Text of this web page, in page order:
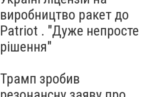
виробництво ракет до
Patriot . "Дуже непросте
рішення"
Трамп зробив